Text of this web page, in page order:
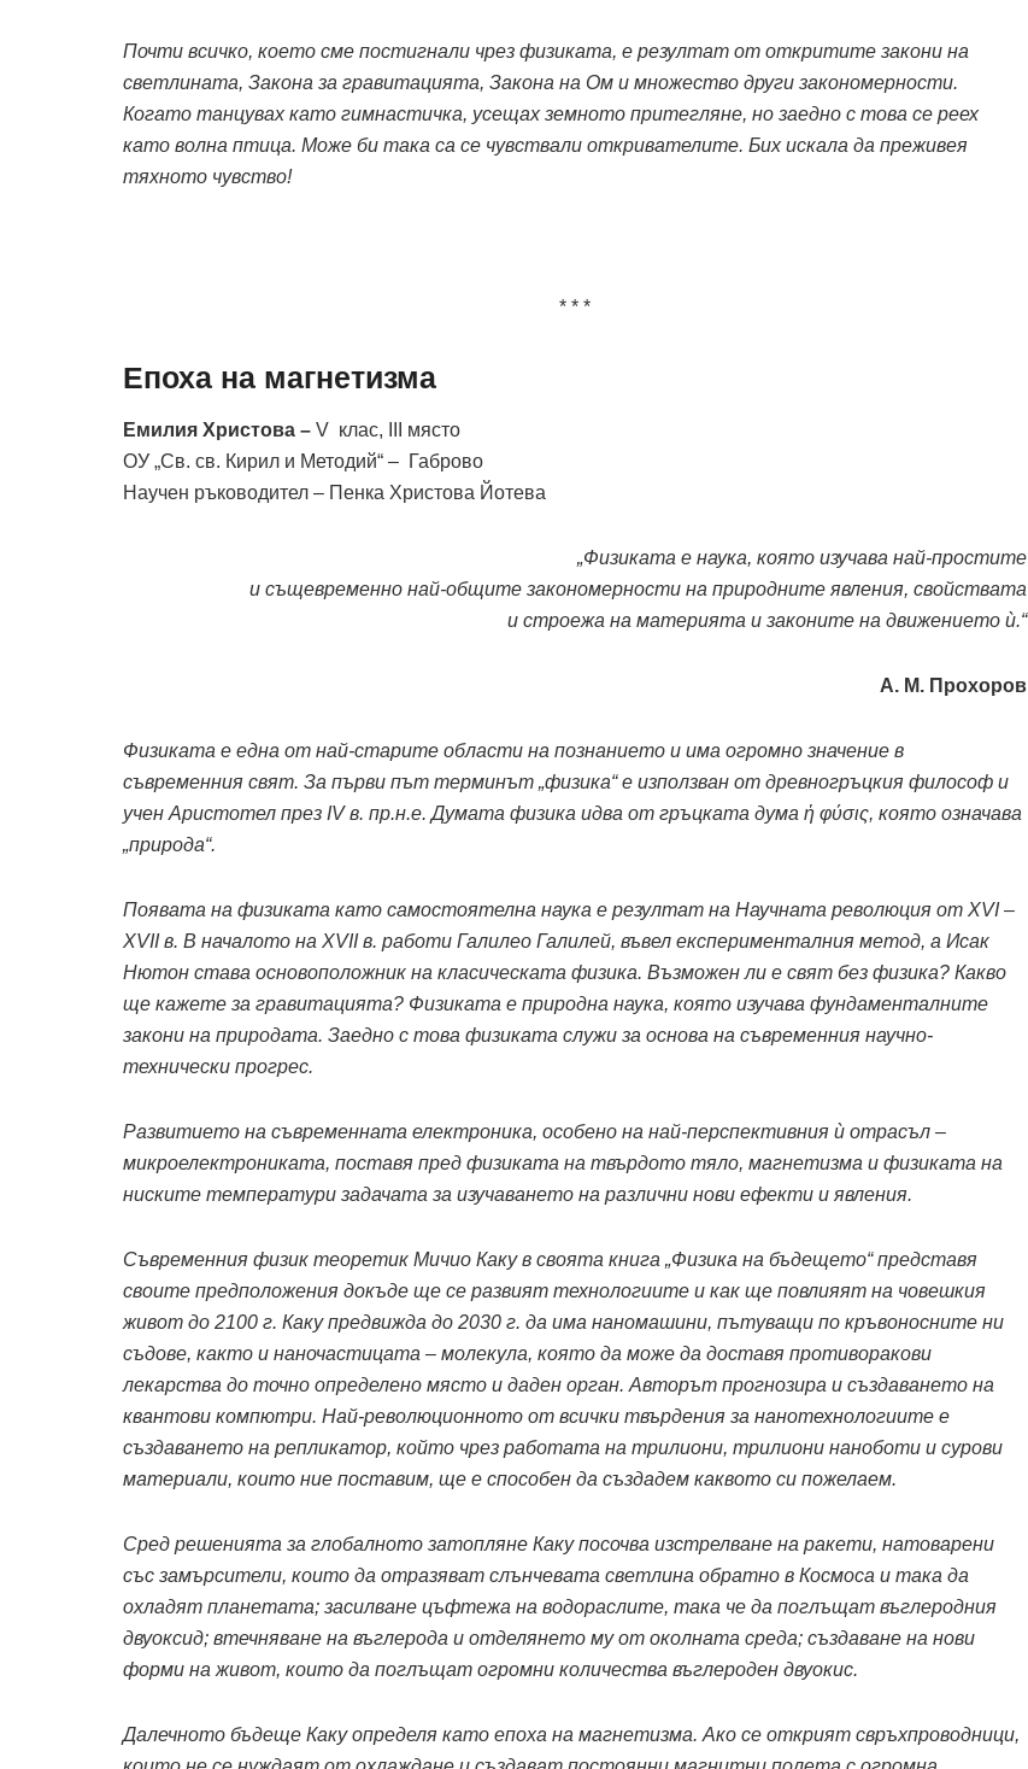
Почти всичко, което сме постигнали чрез физиката, е резултат от откритите закони на
светлината, Закона за гравитацията, Закона на Ом и множество други закономерности.
Когато танцувах като гимнастичка, усещах земното притегляне, но заедно с това се реех
като волна птица. Може би така са се чувствали откривателите. Бих искала да преживея
тяхното чувство!
* * *
Епоха на магнетизма
Емилия Христова – V клас, III място
ОУ „Св. св. Кирил и Методий“ – Габрово
Научен ръководител – Пенка Христова Йотева
„Физиката е наука, която изучава най-простите
и същевременно най-общите закономерности на природните явления, свойствата
и строежа на материята и законите на движението ѝ.“
А. М. Прохоров
Физиката е една от най-старите области на познанието и има огромно значение в
съвременния свят. За първи път терминът „физика“ е използван от древногръцкия философ и
учен Аристотел през IV в. пр.н.е. Думата физика идва от гръцката дума ἡ φύσις, която означава
„природа“.
Появата на физиката като самостоятелна наука е резултат на Научната революция от XVI –
XVII в. В началото на XVII в. работи Галилео Галилей, въвел експерименталния метод, а Исак
Нютон става основоположник на класическата физика. Възможен ли е свят без физика? Какво
ще кажете за гравитацията? Физиката е природна наука, която изучава фундаменталните
закони на природата. Заедно с това физиката служи за основа на съвременния научно-
технически прогрес.
Развитието на съвременната електроника, особено на най-перспективния ѝ отрасъл –
микроелектрониката, поставя пред физиката на твърдото тяло, магнетизма и физиката на
ниските температури задачата за изучаването на различни нови ефекти и явления.
Съвременния физик теоретик Мичио Каку в своята книга „Физика на бъдещето“ представя
своите предположения докъде ще се развият технологиите и как ще повлияят на човешкия
живот до 2100 г. Каку предвижда до 2030 г. да има наномашини, пътуващи по кръвоносните ни
съдове, както и наночастицата – молекула, която да може да доставя противоракови
лекарства до точно определено място и даден орган. Авторът прогнозира и създаването на
квантови компютри. Най-революционното от всички твърдения за нанотехнологиите е
създаването на репликатор, който чрез работата на трилиони, трилиони наноботи и сурови
материали, които ние поставим, ще е способен да създадем каквото си пожелаем.
Сред решенията за глобалното затопляне Каку посочва изстрелване на ракети, натоварени
със замърсители, които да отразяват слънчевата светлина обратно в Космоса и така да
охладят планетата; засилване цъфтежа на водораслите, така че да поглъщат въглеродния
двуоксид; втечняване на въглерода и отделянето му от околната среда; създаване на нови
форми на живот, които да поглъщат огромни количества въглероден двуокис.
Далечното бъдеще Каку определя като епоха на магнетизма. Ако се открият свръхпроводници,